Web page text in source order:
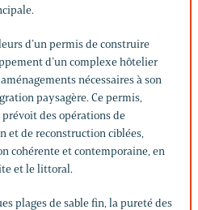
d’un permis de construire
d’un complexe hôtelier
nécessaires à son
paysagère. Ce permis,
des opérations de
et de reconstruction ciblées,
cohérente et contemporaine, en
et le littoral.
plages de sable fin, la pureté des